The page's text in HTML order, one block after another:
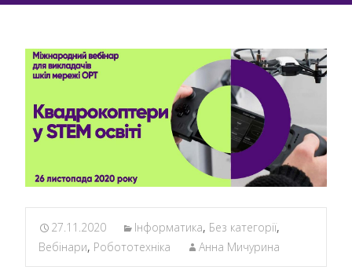
27.11.2020 Інформатика, Без категорії,
Вебінари, Робототехніка Анна Мичурина